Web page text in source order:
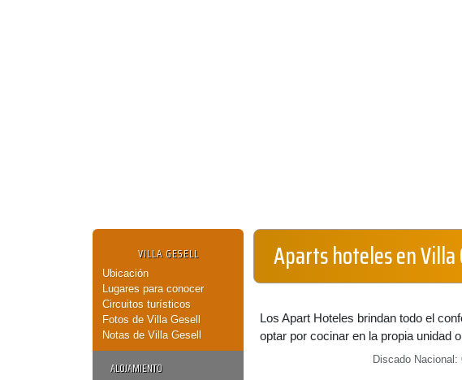
VILLA GESELL
Ubicación
Lugares para conocer
Circuitos turísticos
Fotos de Villa Gesell
Notas de Villa Gesell
ALOJAMIENTO
Aparts hoteles en Villa
Los Apart Hoteles brindan todo el
optar por cocinar en la propia unidad
Discado Nacional: